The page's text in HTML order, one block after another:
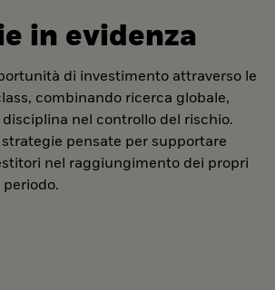
in evidenza
di investimento attraverso le
combinando ricerca globale,
nel controllo del rischio.
pensate per supportare
nel raggiungimento dei propri